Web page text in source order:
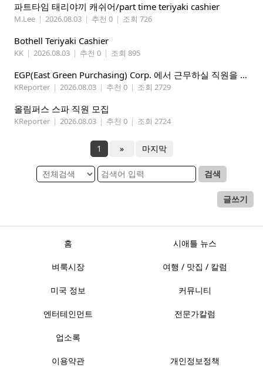
파트타임 태리야끼 캐쉬어/part time teriyaki cashier
M.Lee | 2026.08.03 | 추천 0 | 조회 726
Bothell Teriyaki Cashier
KK | 2026.08.03 | 추천 0 | 조회 895
EGP(East Green Purchasing) Corp. 에서 근무하실 직원을 아래와 같이 모집합니다.
KReporter | 2026.08.03 | 추천 0 | 조회 2729
올림퍼스 스파 직원 모집
KReporter | 2026.08.03 | 추천 0 | 조회 2724
1 » 마지막
검색
글쓰기
홈 시애틀 뉴스
벼룩시장 여행 / 맛집 / 칼럼
미국 정보 커뮤니티
엔터테인먼트 전문가칼럼
업소록
이용약관 개인정보정책